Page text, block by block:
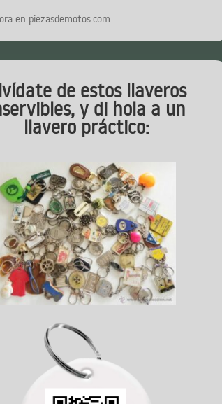
en piezasdemotos.com
de estos llaveros
y di hola a un
llavero práctico: